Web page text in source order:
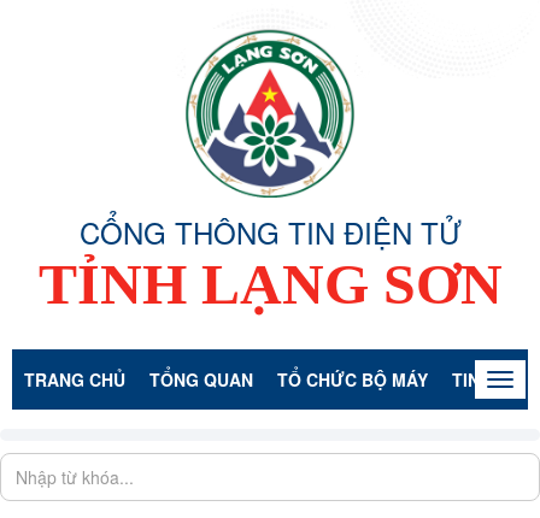
CỔNG THÔNG TIN ĐIỆN TỬ
TỈNH LẠNG SƠN
TRANG CHỦ TỔNG QUAN TỔ CHỨC BỘ MÁY TIN TỨC -